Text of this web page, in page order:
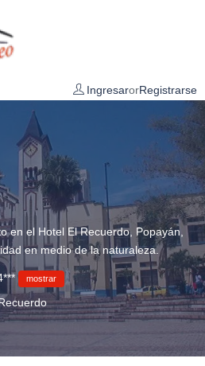
IngresarorRegistrarse
en el Hotel El Recuerdo, Popayán,
en medio de la naturaleza.
mostrar